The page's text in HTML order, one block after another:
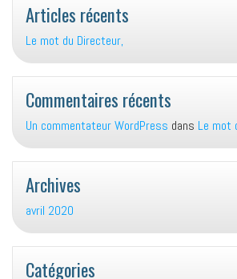
Articles récents
Le mot du Directeur,
Commentaires récents
Un commentateur WordPress dans Le mot
Archives
avril 2020
Catégories